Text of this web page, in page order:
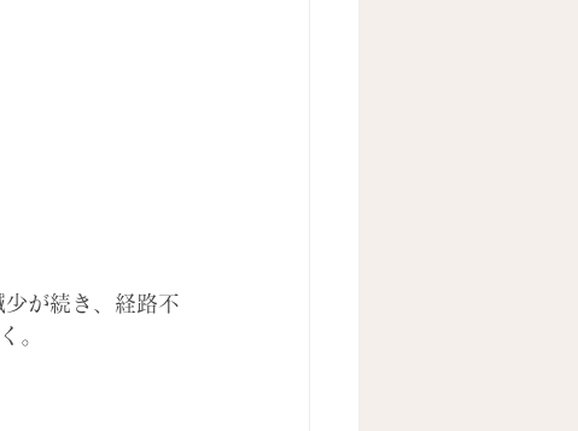
が続き、経路不
。